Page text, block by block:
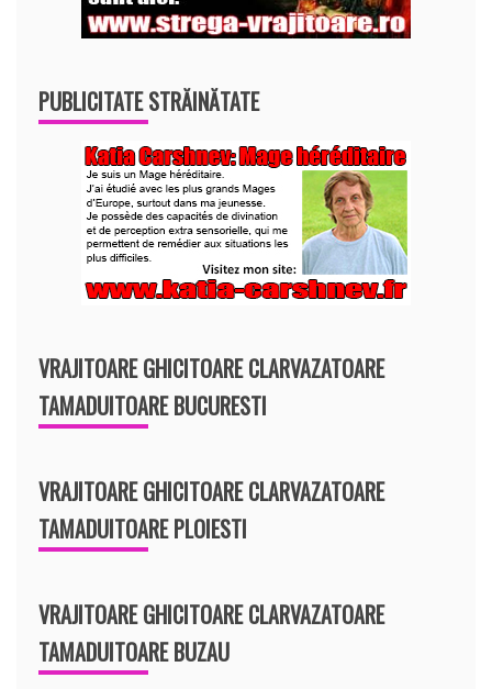
PUBLICITATE STRĂINĂTATE
VRAJITOARE GHICITOARE CLARVAZATOARE
TAMADUITOARE BUCURESTI
VRAJITOARE GHICITOARE CLARVAZATOARE
TAMADUITOARE PLOIESTI
VRAJITOARE GHICITOARE CLARVAZATOARE
TAMADUITOARE BUZAU